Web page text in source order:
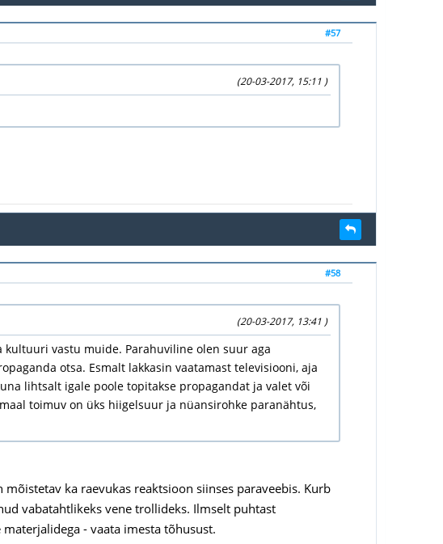
#57
(20-03-2017, 15:11 )
#58
(20-03-2017, 13:41 )
vastu muide. Parahuviline olen suur aga
otsa. Esmalt lakkasin vaatamast televisiooni, aja
lihtsalt igale poole topitakse propagandat ja valet või
toimuv on üks hiigelsuur ja nüansirohke paranähtus,
ka raevukas reaktsioon siinses paraveebis. Kurb
vabatahtlikeks vene trollideks. Ilmselt puhtast
- vaata imesta tõhusust.